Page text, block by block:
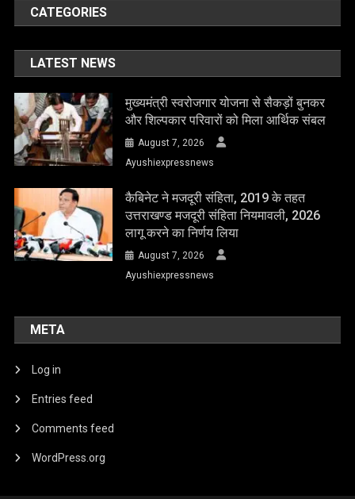
CATEGORIES
LATEST NEWS
मुख्यमंत्री स्वरोजगार योजना से सैकड़ों बुनकर
और शिल्पकार परिवारों को मिला आर्थिक संबल
August 7, 2026
Ayushiexpressnews
कैबिनेट ने मजदूरी संहिता, 2019 के तहत
उत्तराखण्ड मजदूरी संहिता नियमावली, 2026
लागू करने का निर्णय लिया
August 7, 2026
Ayushiexpressnews
META
Log in
Entries feed
Comments feed
WordPress.org